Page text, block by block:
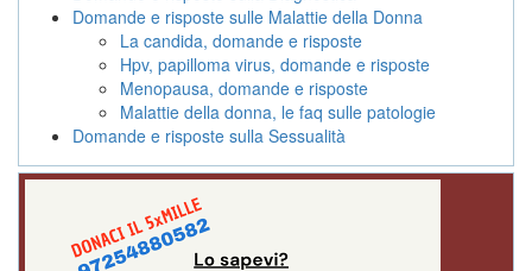
Domande e risposte sulle Malattie della Donna
La candida, domande e risposte
Hpv, papilloma virus, domande e risposte
Menopausa, domande e risposte
Malattie della donna, le faq sulle patologie
Domande e risposte sulla Sessualità